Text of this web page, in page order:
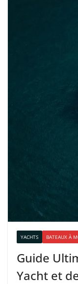
YACHTS BATEAUX À
Guide
Yacht et